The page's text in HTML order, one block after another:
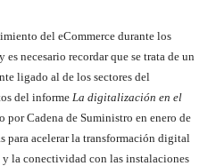
del eCommerce durante los
necesario recordar que se trata de un
ligado al de los sectores del
del informe La digitalización en el
por Cadena de Suministro en enero de
para acelerar la transformación digital
y la conectividad con las instalaciones